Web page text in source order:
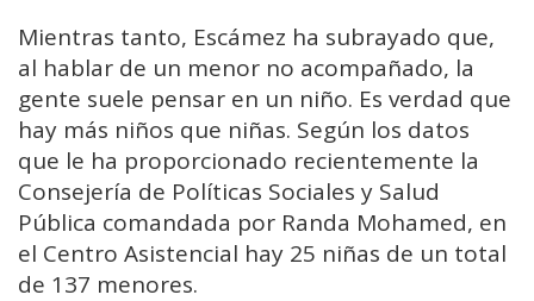
Mientras tanto, Escámez ha subrayado que,
al hablar de un menor no acompañado, la
gente suele pensar en un niño. Es verdad que
hay más niños que niñas. Según los datos
que le ha proporcionado recientemente la
Consejería de Políticas Sociales y Salud
Pública comandada por Randa Mohamed, en
el Centro Asistencial hay 25 niñas de un total
de 137 menores.